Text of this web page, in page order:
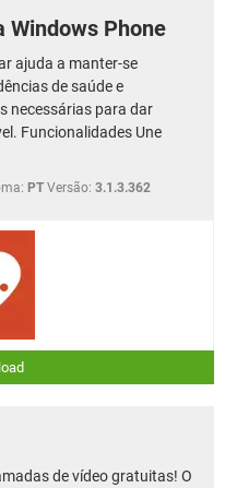
Windows Phone
ajuda a manter-se
de saúde e
necessárias para dar
Funcionalidades Une
PT Versão: 3.1.3.362
de vídeo gratuitas! O